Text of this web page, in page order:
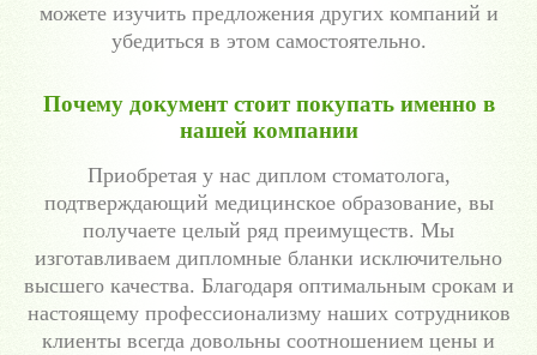
можете изучить предложения других компаний и
убедиться в этом самостоятельно.
Почему документ стоит покупать именно в
нашей компании
Приобретая у нас диплом стоматолога,
подтверждающий медицинское образование, вы
получаете целый ряд преимуществ. Мы
изготавливаем дипломные бланки исключительно
высшего качества. Благодаря оптимальным срокам и
настоящему профессионализму наших сотрудников
клиенты всегда довольны соотношением цены и